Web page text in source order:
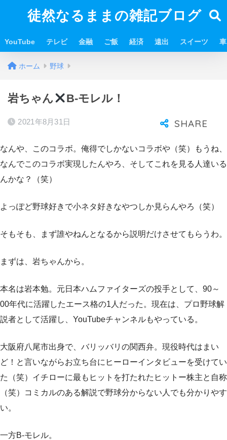
徒然なるままの雑記ブログ
YouTube テレビ 金融 ご飯 経済 遠出 スイーツ 車
ホーム 野球
岩ちゃん B-モレル！
2021年8月31日
なんや、このコラボ。俺得でしかないコラボや（笑）もうね、
なんでこのコラボ実現したんやろ、そしてこれを見る人達いる
んかな？（笑）
よっぽど野球好きで小ネタ好きなやつしか見らんやろ（笑）
そもそも、まず誰やねんとなるから説明だけさせてもらうわ。
まずは、岩ちゃんから。
本名は岩本勉。元日本ハムファイターズの投手として、90～
00年代に活躍したエース格の1人だった。現在は、プロ野球解
説者として活躍し、YouTubeチャンネルもやっている。
大阪府八尾市出身で、バリッバリの関西弁。現役時代はまい
ど！と言いながらお立ち台にヒーローインタビューを受けてい
た（笑）イチローに最もヒットを打たれたヒットー株主と自称
（笑）コミカルのある解説で野球分からない人でも分かりやす
い。
一方B-モレル。